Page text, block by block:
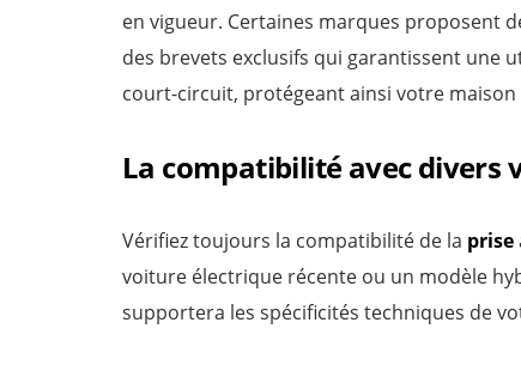
en vigueur. Certaines marques proposent
des brevets exclusifs qui garantissent une
court-circuit, protégeant ainsi votre maison
La compatibilité avec divers
Vérifiez toujours la compatibilité de la prise
voiture électrique récente ou un modèle
supportera les spécificités techniques de